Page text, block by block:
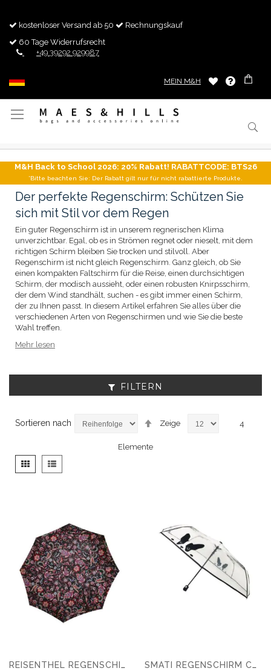
kostenloser Versand ab 50
Rechnungskauf
60 Tage Widerrufsrecht
+49 39292 929987
MEIN M&H
Navigation
umschalten
M&H Back to School 2026: 20% Rabatt! RABATTCODE: BTS26
*Bitte beachten Sie: Der Rabatt gilt nur für nicht rabattierte Produkte.
Der perfekte Regenschirm: Schützen Sie
sich mit Stil vor dem Regen
Ein guter Regenschirm ist in unserem regnerischen Klima
unverzichtbar. Egal, ob es in Strömen regnet oder nieselt, mit dem
richtigen Schirm bleiben Sie trocken und stilvoll. Aber
Regenschirm ist nicht gleich Regenschirm. Ganz gleich, ob Sie
einen kompakten Faltschirm für die Reise, einen durchsichtigen
Schirm, der modisch aussieht, oder einen robusten Knirpsschirm,
der dem Wind standhält, suchen - es gibt immer einen Schirm,
der zu Ihnen passt. In diesem Artikel erfahren Sie alles über die
verschiedenen Arten von Regenschirmen und wie Sie die beste
Wahl treffen.
Mehr lesen
FILTERN
Sortieren nach
Absteigend
sortieren
Zeige 4
Elemente
Anzeigen
als
Liste Liste
REISENTHEL REGENSCHIRM POCKET MINI SMATI REGENSCHIRM CHIEN COMPACT TRANSPARENT DOG SCHWARZ